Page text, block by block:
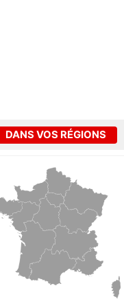
DANS VOS RÉGIONS